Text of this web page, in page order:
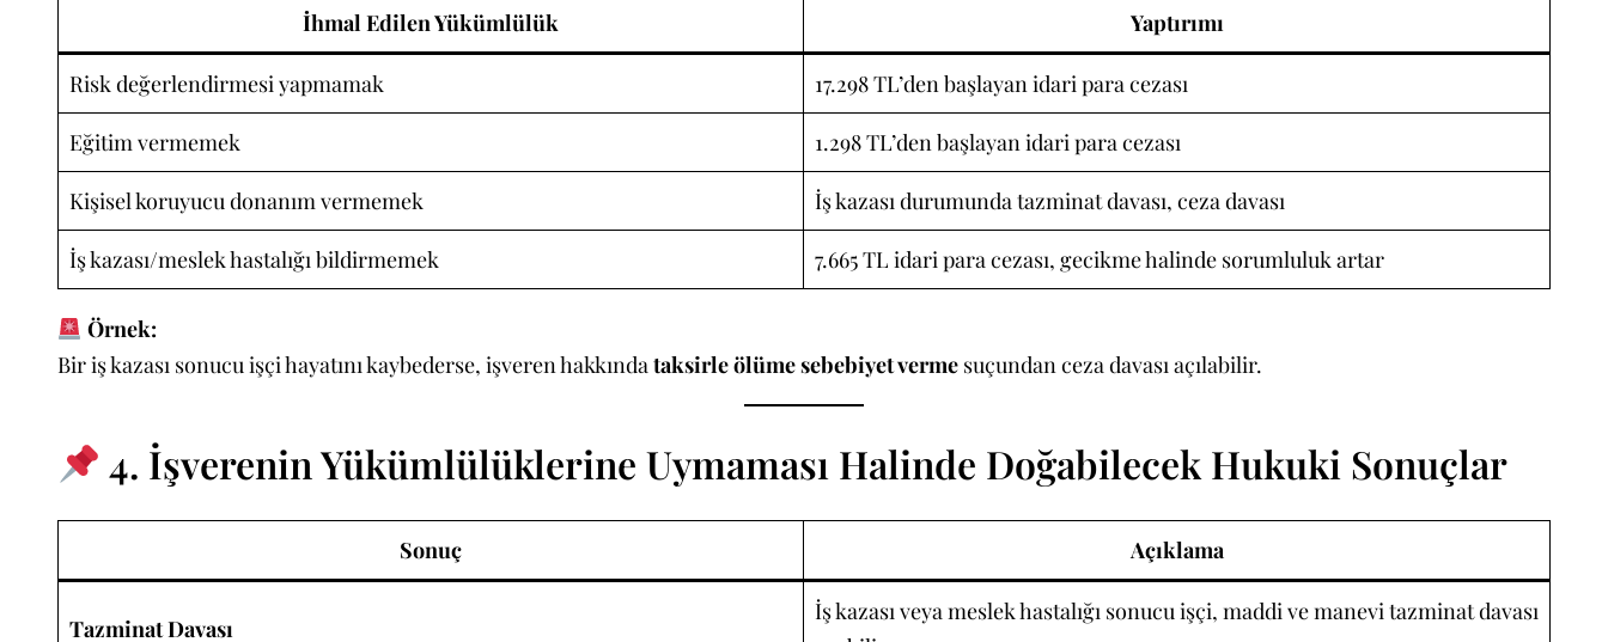
İhmal Edilen Yükümlülük Yaptırımı
Risk değerlendirmesi yapmamak 17.298 TL’den başlayan idari para cezası
Eğitim vermemek 1.298 TL’den başlayan idari para cezası
Kişisel koruyucu donanım vermemek İş kazası durumunda tazminat davası, ceza davası
İş kazası/meslek hastalığı bildirmemek 7.665 TL idari para cezası, gecikme halinde sorumluluk artar
Örnek:
Bir iş kazası sonucu işçi hayatını kaybederse, işveren hakkındataksirle ölüme sebebiyet verme suçundan ceza davası açılabilir.
4. İşverenin Yükümlülüklerine Uymaması Halinde Doğabilecek Hukuki Sonuçlar
Sonuç Açıklama
Tazminat Davası
İş kazası veya meslek hastalığı sonucu işçi, maddi ve manevi tazminat davası